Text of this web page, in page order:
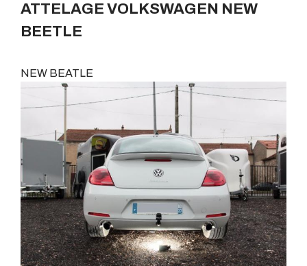
ATTELAGE VOLKSWAGEN NEW
BEETLE
NEW BEATLE